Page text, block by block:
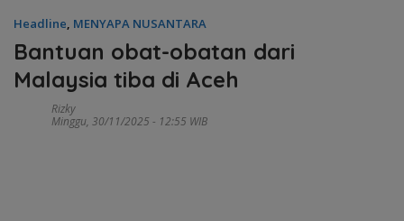
Headline, MENYAPA NUSANTARA
Bantuan obat-obatan dari
Malaysia tiba di Aceh
Rizky
Minggu, 30/11/2025 - 12:55 WIB